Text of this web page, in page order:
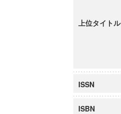
上位タイトル
ISSN
ISBN